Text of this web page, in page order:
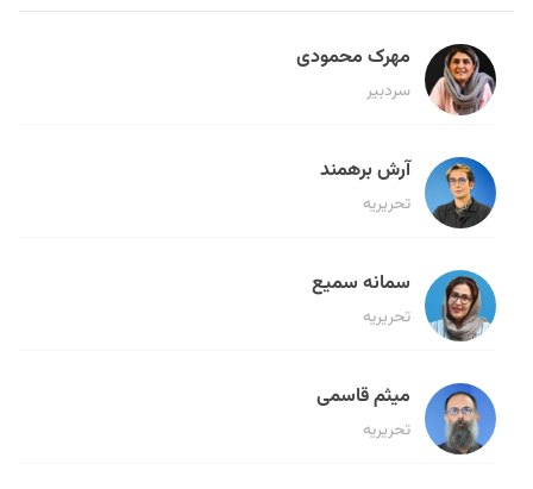
مهرک محمودی
سردبیر
آرش برهمند
تحریریه
سمانه سمیع
تحریریه
میثم قاسمی
تحریریه